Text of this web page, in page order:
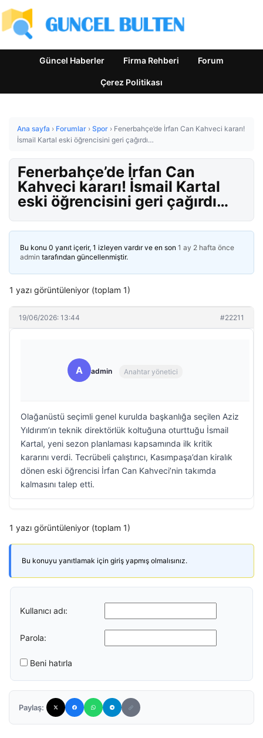
Güncel Haberler Firma Rehberi Forum
Çerez Politikası
Ana sayfa › Forumlar › Spor › Fenerbahçe’de İrfan Can Kahveci kararı!
İsmail Kartal eski öğrencisini geri çağırdı…
Fenerbahçe’de İrfan Can
Kahveci kararı! İsmail Kartal
eski öğrencisini geri çağırdı…
Bu konu 0 yanıt içerir, 1 izleyen vardır ve en son 1 ay 2 hafta önce
admin tarafından güncellenmiştir.
1 yazı görüntüleniyor (toplam 1)
19/06/2026: 13:44 #22211
A admin Anahtar yönetici
Olağanüstü seçimli genel kurulda başkanlığa seçilen Aziz
Yıldırım’ın teknik direktörlük koltuğuna oturttuğu İsmail
Kartal, yeni sezon planlaması kapsamında ilk kritik
kararını verdi. Tecrübeli çalıştırıcı, Kasımpaşa’dan kiralık
dönen eski öğrencisi İrfan Can Kahveci’nin takımda
kalmasını talep etti.
1 yazı görüntüleniyor (toplam 1)
Bu konuyu yanıtlamak için giriş yapmış olmalısınız.
Kullanıcı adı:
Parola:
Beni hatırla
Paylaş: